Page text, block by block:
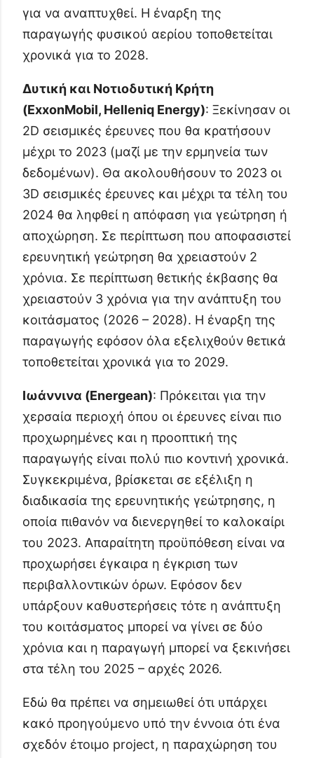
για να αναπτυχθεί. Η έναρξη της
παραγωγής φυσικού αερίου τοποθετείται
χρονικά για το 2028.
Δυτική και Νοτιοδυτική Κρήτη
(ExxonMobil, Helleniq Energy): Ξεκίνησαν οι
2D σεισμικές έρευνες που θα κρατήσουν
μέχρι το 2023 (μαζί με την ερμηνεία των
δεδομένων). Θα ακολουθήσουν το 2023 οι
3D σεισμικές έρευνες και μέχρι τα τέλη του
2024 θα ληφθεί η απόφαση για γεώτρηση ή
αποχώρηση. Σε περίπτωση που αποφασιστεί
ερευνητική γεώτρηση θα χρειαστούν 2
χρόνια. Σε περίπτωση θετικής έκβασης θα
χρειαστούν 3 χρόνια για την ανάπτυξη του
κοιτάσματος (2026 – 2028). Η έναρξη της
παραγωγής εφόσον όλα εξελιχθούν θετικά
τοποθετείται χρονικά για το 2029.
Ιωάννινα (Energean): Πρόκειται για την
χερσαία περιοχή όπου οι έρευνες είναι πιο
προχωρημένες και η προοπτική της
παραγωγής είναι πολύ πιο κοντινή χρονικά.
Συγκεκριμένα, βρίσκεται σε εξέλιξη η
διαδικασία της ερευνητικής γεώτρησης, η
οποία πιθανόν να διενεργηθεί το καλοκαίρι
του 2023. Απαραίτητη προϋπόθεση είναι να
προχωρήσει έγκαιρα η έγκριση των
περιβαλλοντικών όρων. Εφόσον δεν
υπάρξουν καθυστερήσεις τότε η ανάπτυξη
του κοιτάσματος μπορεί να γίνει σε δύο
χρόνια και η παραγωγή μπορεί να ξεκινήσει
στα τέλη του 2025 – αρχές 2026.
Εδώ θα πρέπει να σημειωθεί ότι υπάρχει
κακό προηγούμενο υπό την έννοια ότι ένα
σχεδόν έτοιμο project, η παραχώρηση του